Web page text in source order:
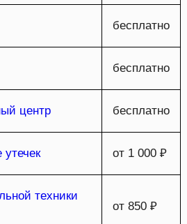
бесплатно
бесплатно
центр бесплатно
от 1 000 ₽
техники
от 850 ₽